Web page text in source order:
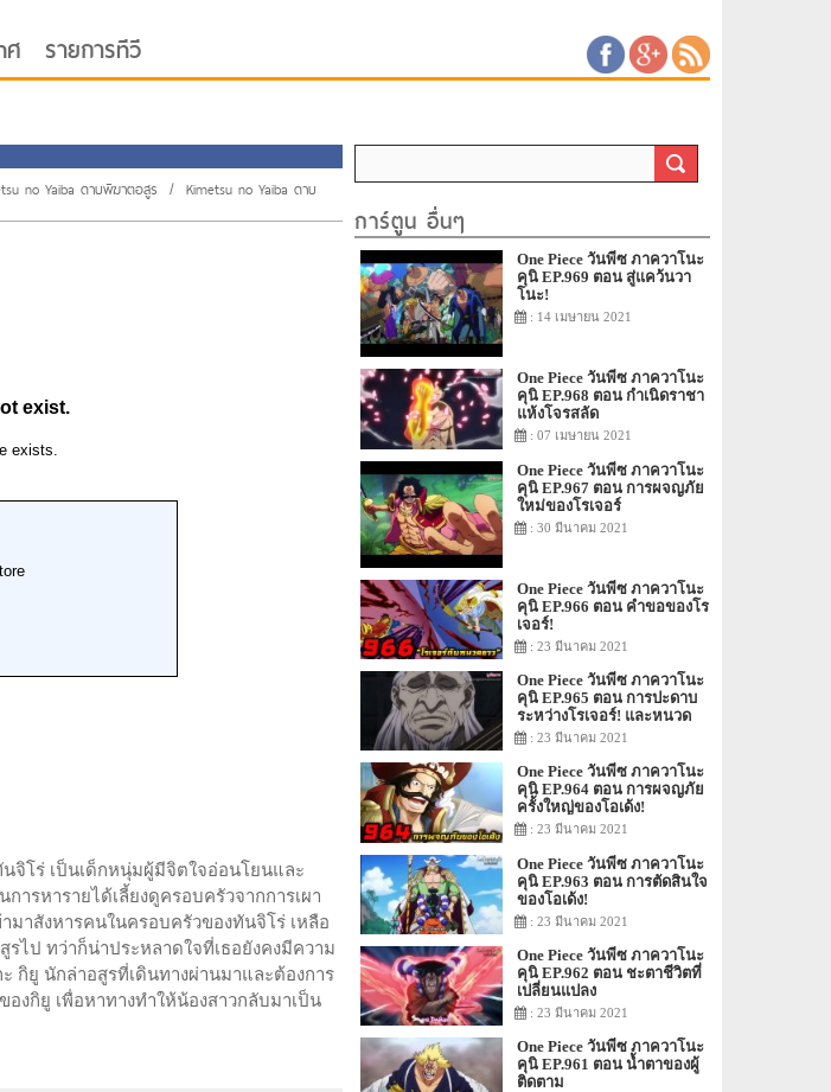
ศ รายการทีวี
no Yaiba ดาบพิฆาตอสูร / Kimetsu no Yaiba ดาบ
จิโร่ เป็นเด็กหนุ่มผู้มีจิตใจอ่อนโยนและ
ารหารายได้เลี้ยงดูครอบครัวจากการเผา
มาสังหารคนในครอบครัวของทันจิโร่ เหลือ
รไป ทว่าก็น่าประหลาดใจที่เธอยังคงมีความ
กิยู นักล่าอสูรที่เดินทางผ่านมาและต้องการ
งกิยู เพื่อหาทางทำให้น้องสาวกลับมาเป็น
การ์ตูน อื่นๆ
One Piece วันพีซ ภาควาโนะ
คุนิ EP.969 ตอน สู่แคว้นวา
โนะ!
: 14 เมษายน 2021
One Piece วันพีซ ภาควาโนะ
คุนิ EP.968 ตอน กำเนิดราชา
แห้งโจรสลัด
: 07 เมษายน 2021
One Piece วันพีซ ภาควาโนะ
คุนิ EP.967 ตอน การผจญภัย
ใหม่ของโรเจอร์
: 30 มีนาคม 2021
One Piece วันพีซ ภาควาโนะ
คุนิ EP.966 ตอน คำขอของโร
เจอร์!
: 23 มีนาคม 2021
One Piece วันพีซ ภาควาโนะ
คุนิ EP.965 ตอน การปะดาบ
ระหว่างโรเจอร์! และหนวด
ขาว!: 23 มีนาคม 2021
One Piece วันพีซ ภาควาโนะ
คุนิ EP.964 ตอน การผจญภัย
ครั้งใหญ่ของโอเด้ง!
: 23 มีนาคม 2021
One Piece วันพีซ ภาควาโนะ
คุนิ EP.963 ตอน การตัดสินใจ
ของโอเด้ง!
: 23 มีนาคม 2021
One Piece วันพีซ ภาควาโนะ
คุนิ EP.962 ตอน ชะตาชีวิตที่
เปลี่ยนแปลง
: 23 มีนาคม 2021
One Piece วันพีซ ภาควาโนะ
คุนิ EP.961 ตอน น้ำตาของผู้
ติดตาม